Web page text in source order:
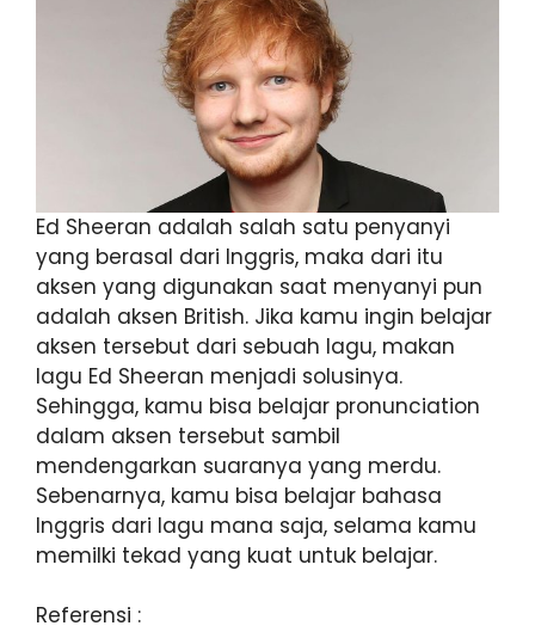
Ed Sheeran adalah salah satu penyanyi
yang berasal dari Inggris, maka dari itu
aksen yang digunakan saat menyanyi pun
adalah aksen British. Jika kamu ingin belajar
aksen tersebut dari sebuah lagu, makan
lagu Ed Sheeran menjadi solusinya.
Sehingga, kamu bisa belajar pronunciation
dalam aksen tersebut sambil
mendengarkan suaranya yang merdu.
Sebenarnya, kamu bisa belajar bahasa
Inggris dari lagu mana saja, selama kamu
memilki tekad yang kuat untuk belajar.
Referensi :